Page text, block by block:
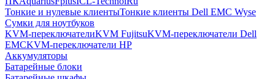
Тонкие и нулевые клиентыТонкие клиенты Dell EMC Wyse
Сумки для ноутбуков
KVM-переключателиKVM FujitsuKVM-переключатели Dell
EMCKVM-переключатели HP
Аккумуляторы
Батарейные блоки